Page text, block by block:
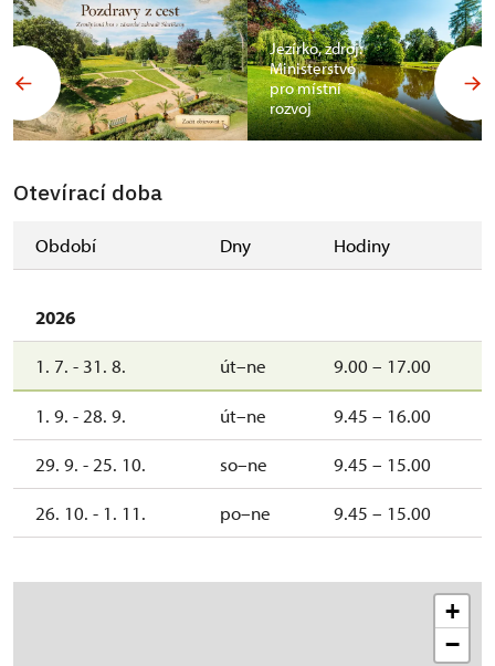
Jezírko, zdroj:
Ministerstvo
pro místní
rozvoj
Otevírací doba
Období Dny Hodiny
2026
1. 7. - 31. 8. út–ne 9.00 – 17.00
1. 9. - 28. 9. út–ne 9.45 – 16.00
29. 9. - 25. 10. so–ne 9.45 – 15.00
26. 10. - 1. 11. po–ne 9.45 – 15.00
+
−